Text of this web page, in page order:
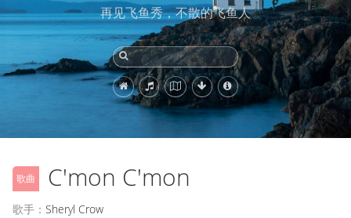
再见飞鱼秀，不散的飞鱼人
歌曲 C'mon C'mon
歌手： Sheryl Crow